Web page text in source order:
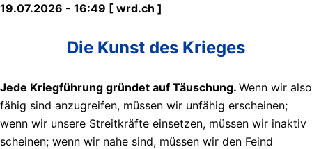
19.07.2026 - 16:49 [ wrd.ch ]
Die Kunst des Krieges
Jede Kriegführung gründet auf Täuschung. Wenn wir also
fähig sind anzugreifen, müssen wir unfähig erscheinen;
wenn wir unsere Streitkräfte einsetzen, müssen wir inaktiv
scheinen; wenn wir nahe sind, müssen wir den Feind